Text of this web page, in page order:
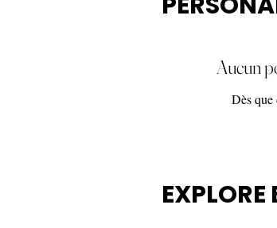
Aucun
Dès que